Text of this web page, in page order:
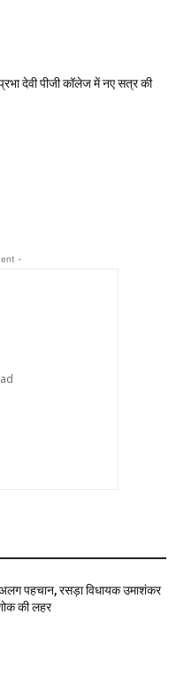
देवी पीजी कॉलेज में नए सत्र की
-
पहचान, रसड़ा विधायक उमाशंकर
की लहर